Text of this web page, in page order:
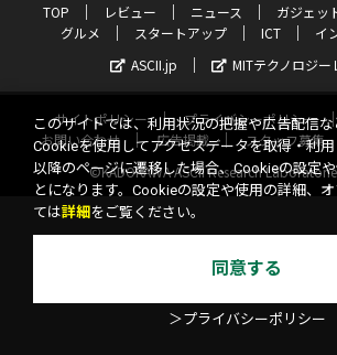
TOP レビュー ニュース ガジェッ
グルメ
スタートアップ ICT
イ
ASCII.jp
MITテクノロジー
サイトポリシー プライバシーポリシー
お問い合わせ
広告掲載 スタッフ募集
©KADOKAWA ASCII Research
このサイトでは、利用状況の把握や広告配信な
Cookieを使用してアクセスデータを取得・利
以降のページに遷移した場合、Cookieの設定
とになります。Cookieの設定や使用の詳細、
ては詳細 をご覧ください。
同意する
＞プライバシーポリシー